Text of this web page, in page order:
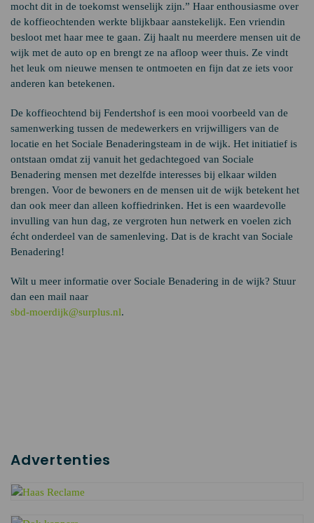
mocht dit in de toekomst wenselijk zijn.” Haar enthousiasme over
de koffieochtenden werkte blijkbaar aanstekelijk. Een vriendin
besloot met haar mee te gaan. Zij haalt nu meerdere mensen uit de
wijk met de auto op en brengt ze na afloop weer thuis. Ze vindt
het leuk om nieuwe mensen te ontmoeten en fijn dat ze iets voor
anderen kan betekenen.
De koffieochtend bij Fendertshof is een mooi voorbeeld van de
samenwerking tussen de medewerkers en vrijwilligers van de
locatie en het Sociale Benaderingsteam in de wijk. Het initiatief is
ontstaan omdat zij vanuit het gedachtegoed van Sociale
Benadering mensen met dezelfde interesses bij elkaar wilden
brengen. Voor de bewoners en de mensen uit de wijk betekent het
dan ook meer dan alleen koffiedrinken. Het is een waardevolle
invulling van hun dag, ze vergroten hun netwerk en voelen zich
écht onderdeel van de samenleving. Dat is de kracht van Sociale
Benadering!
Wilt u meer informatie over Sociale Benadering in de wijk? Stuur
dan een mail naar
sbd-moerdijk@surplus.nl.
Advertenties